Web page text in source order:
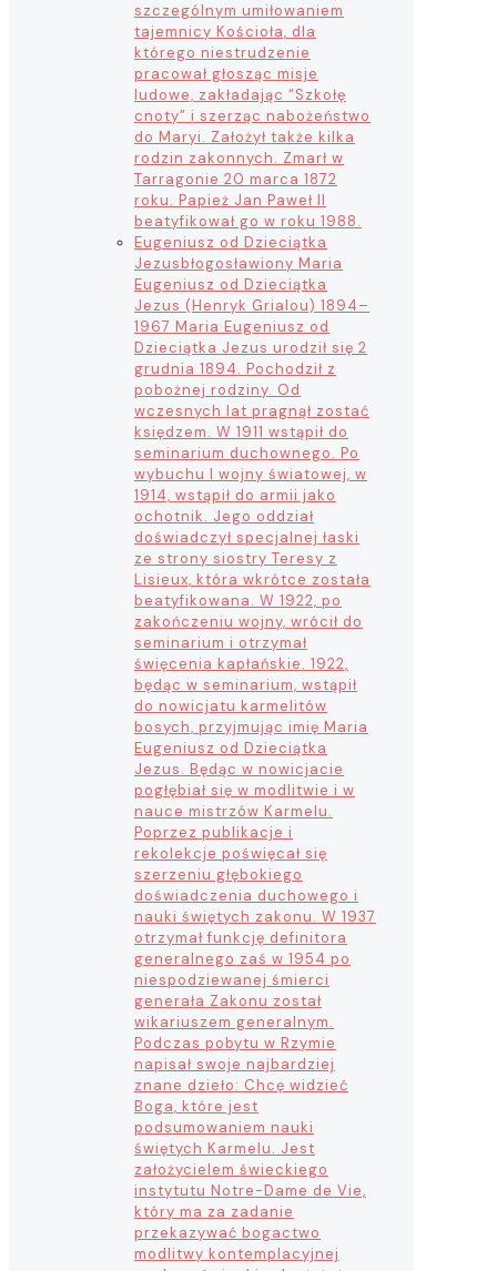
szczególnym umiłowaniem
tajemnicy Kościoła, dla
którego niestrudzenie
pracował głosząc misje
ludowe, zakładając “Szkołę
cnoty” i szerząc nabożeństwo
do Maryi. Założył także kilka
rodzin zakonnych. Zmarł w
Tarragonie 20 marca 1872
roku. Papież Jan Paweł II
beatyfikował go w roku 1988.
Eugeniusz od Dzieciątka
Jezusbłogosławiony Maria
Eugeniusz od Dzieciątka
Jezus (Henryk Grialou) 1894–
1967 Maria Eugeniusz od
Dzieciątka Jezus urodził się 2
grudnia 1894. Pochodził z
pobożnej rodziny. Od
wczesnych lat pragnął zostać
księdzem. W 1911 wstąpił do
seminarium duchownego. Po
wybuchu I wojny światowej, w
1914, wstąpił do armii jako
ochotnik. Jego oddział
doświadczył specjalnej łaski
ze strony siostry Teresy z
Lisieux, która wkrótce została
beatyfikowana. W 1922, po
zakończeniu wojny, wrócił do
seminarium i otrzymał
święcenia kapłańskie. 1922,
będąc w seminarium, wstąpił
do nowicjatu karmelitów
bosych, przyjmując imię Maria
Eugeniusz od Dzieciątka
Jezus. Będąc w nowicjacie
pogłębiał się w modlitwie i w
nauce mistrzów Karmelu.
Poprzez publikacje i
rekolekcje poświęcał się
szerzeniu głębokiego
doświadczenia duchowego i
nauki świętych zakonu. W 1937
otrzymał funkcję definitora
generalnego zaś w 1954 po
niespodziewanej śmierci
generała Zakonu został
wikariuszem generalnym.
Podczas pobytu w Rzymie
napisał swoje najbardziej
znane dzieło: Chcę widzieć
Boga, które jest
podsumowaniem nauki
świętych Karmelu. Jest
założycielem świeckiego
instytutu Notre-Dame de Vie,
który ma za zadanie
przekazywać bogactwo
modlitwy kontemplacyjnej